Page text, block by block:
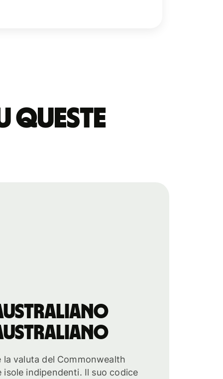
queste
la valuta del Commonwealth
isole indipendenti. Il suo codice